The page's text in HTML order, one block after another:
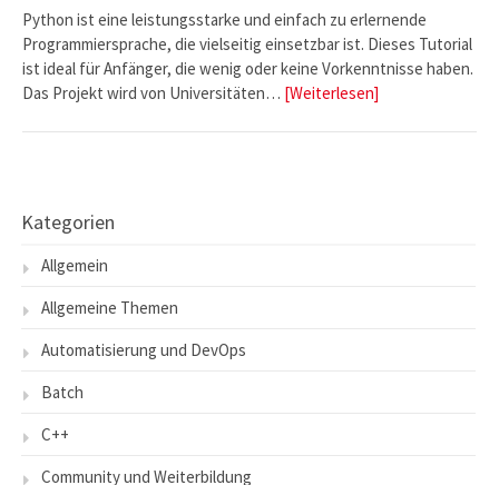
Python ist eine leistungsstarke und einfach zu erlernende
Programmiersprache, die vielseitig einsetzbar ist. Dieses Tutorial
ist ideal für Anfänger, die wenig oder keine Vorkenntnisse haben.
Das Projekt wird von Universitäten… [Weiterlesen]
Kategorien
Allgemein
Allgemeine Themen
Automatisierung und DevOps
Batch
C++
Community und Weiterbildung